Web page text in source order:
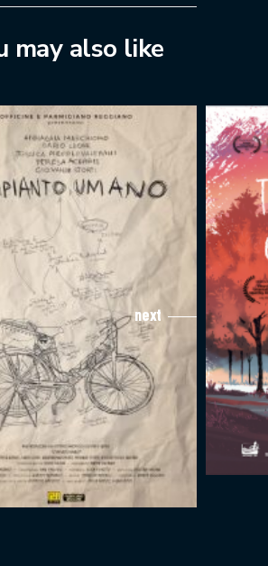
may also like
next